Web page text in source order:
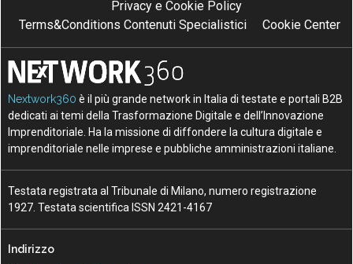
Privacy e Cookie Policy
Terms&Conditions Contenuti Specialistici
Cookie Center
Nextwork360 è il più grande network in Italia di testate e portali B2B
dedicati ai temi della Trasformazione Digitale e dell’Innovazione
Imprenditoriale. Ha la missione di diffondere la cultura digitale e
imprenditoriale nelle imprese e pubbliche amministrazioni italiane.
Testata registrata al Tribunale di Milano, numero registrazione
1927. Testata scientifica ISSN 2421-4167
Indirizzo